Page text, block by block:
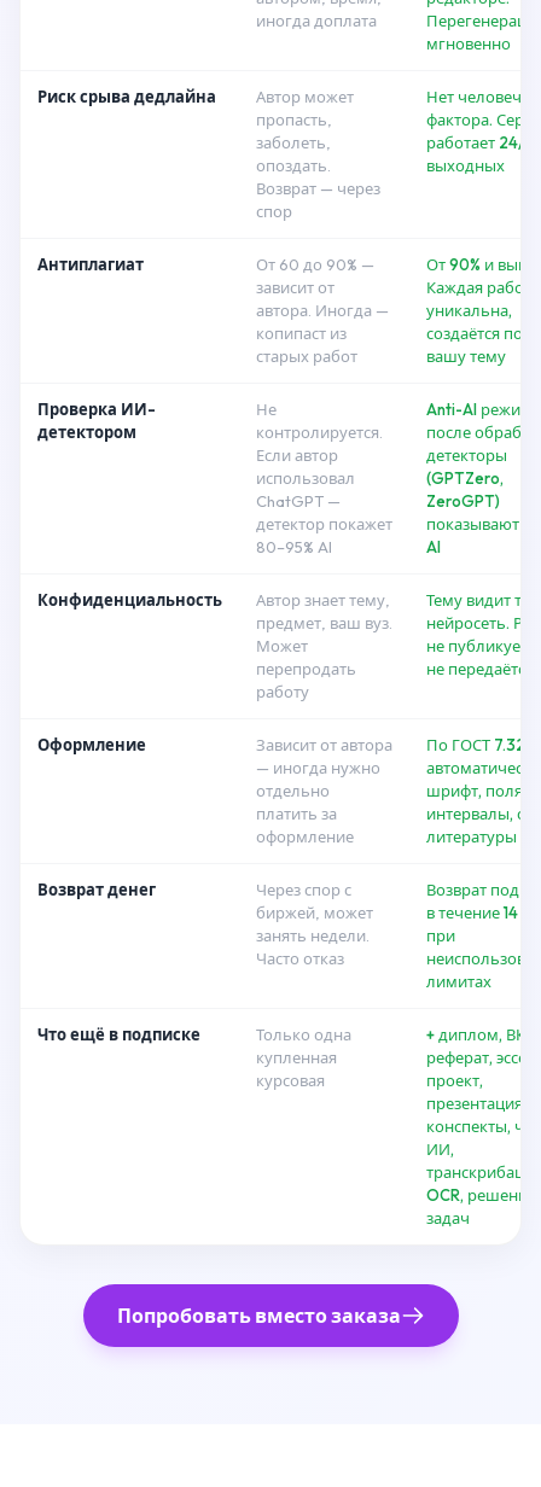
иногда доплата
мгновенно
Риск срыва дедлайна
Автор может
пропасть,
заболеть,
опоздать.
Возврат — через
спор
Нет
фактора.
работает 24/7,
выходных
Антиплагиат
От 60 до 90% —
зависит от
автора. Иногда —
копипаст из
старых работ
От 90% и
Каждая работа
уникальна,
создаётся под
вашу тему
Проверка ИИ-
детектором
Не
контролируется.
Если автор
использовал
ChatGPT —
детектор покажет
80–95% AI
Anti-AI режим:
после
детекторы
(GPTZero,
ZeroGPT)
показывают
AI
Конфиденциальность
Автор знает тему,
предмет, ваш вуз.
Может
перепродать
работу
Тему видит
нейросеть.
не
не передаётся
Оформление
Зависит от автора
— иногда нужно
отдельно
платить за
оформление
По ГОСТ 7.32-
шрифт, поля,
интервалы,
литературы
Возврат денег
Через спор с
биржей, может
занять недели.
Часто отказ
Возврат
в течение 14
при
лимитах
Что ещё в подписке
Только одна
купленная
курсовая
+ диплом, ВКР,
реферат, эссе,
проект,
презентация,
конспекты, чат
ИИ,
OCR, решение
задач
Попробовать вместо заказа